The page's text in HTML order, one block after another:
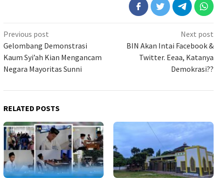
Previous post
Gelombang Demonstrasi
Kaum Syi’ah Kian Mengancam
Negara Mayoritas Sunni
Next post
BIN Akan Intai Facebook &
Twitter. Eeaa, Katanya
Demokrasi??
RELATED POSTS